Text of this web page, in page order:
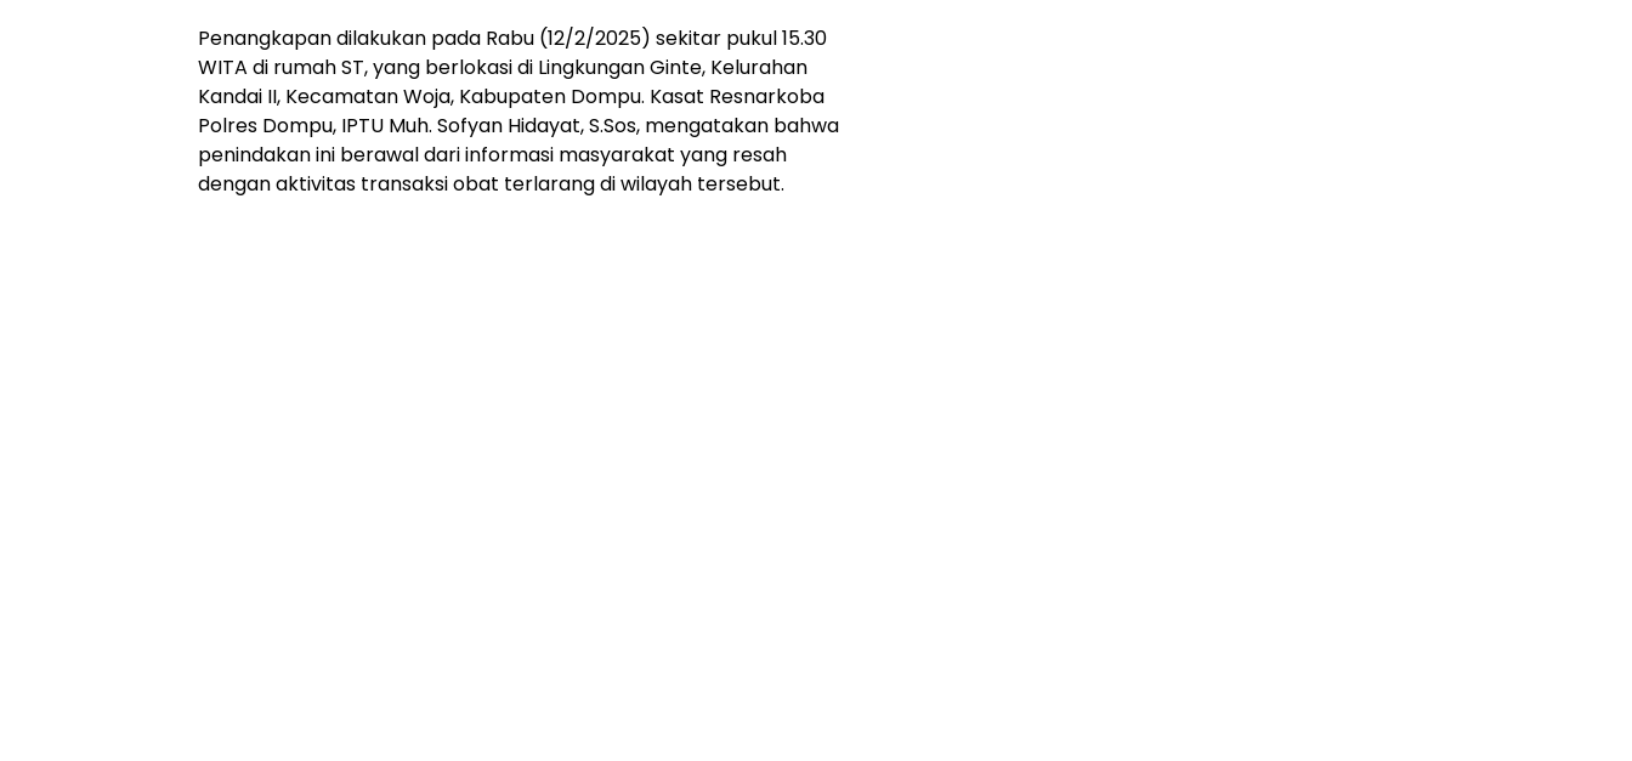
Penangkapan dilakukan pada Rabu (12/2/2025) sekitar pukul 15.30
WITA di rumah ST, yang berlokasi di Lingkungan Ginte, Kelurahan
Kandai II, Kecamatan Woja, Kabupaten Dompu. Kasat Resnarkoba
Polres Dompu, IPTU Muh. Sofyan Hidayat, S.Sos, mengatakan bahwa
penindakan ini berawal dari informasi masyarakat yang resah
dengan aktivitas transaksi obat terlarang di wilayah tersebut.